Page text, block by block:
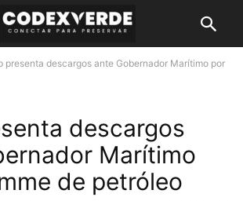
presenta descargos ante Gobernador Marítimo por
descargos
Marítimo
de petróleo